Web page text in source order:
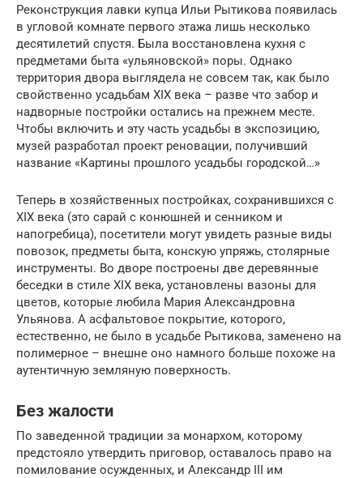
Реконструкция лавки купца Ильи Рытикова появилась
в угловой комнате первого этажа лишь несколько
десятилетий спустя. Была восстановлена кухня с
предметами быта «ульяновской» поры. Однако
территория двора выглядела не совсем так, как было
свойственно усадьбам XIX века – разве что забор и
надворные постройки остались на прежнем месте.
Чтобы включить и эту часть усадьбы в экспозицию,
музей разработал проект реновации, получивший
название «Картины прошлого усадьбы городской…»
Теперь в хозяйственных постройках, сохранившихся с
XIX века (это сарай с конюшней и сенником и
напогребица), посетители могут увидеть разные виды
повозок, предметы быта, конскую упряжь, столярные
инструменты. Во дворе построены две деревянные
беседки в стиле XIX века, установлены вазоны для
цветов, которые любила Мария Александровна
Ульянова. А асфальтовое покрытие, которого,
естественно, не было в усадьбе Рытикова, заменено на
полимерное – внешне оно намного больше похоже на
аутентичную земляную поверхность.
Без жалости
По заведенной традиции за монархом, которому
предстояло утвердить приговор, оставалось право на
помилование осужденных, и Александр III им